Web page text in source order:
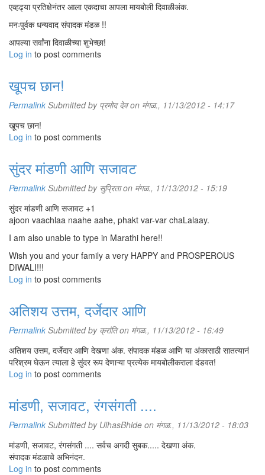
एव्हढ्या प्रतिक्षेनंतर आला एकदाचा आपला मायबोली दिवाळीअंक.
मनःपुर्वक धन्यवाद संपादक मंडळ !!
आपल्या सर्वांना दिवाळीच्या शुभेच्छा!
Log in to post comments
खूपच छान!
Permalink Submitted by प्रमोद देवon मंगळ., 11/13/2012 - 14:17
खूपच छान!
Log in to post comments
सुंदर मांडणी आणि सजावट
Permalink Submitted by सुप्रिताon मंगळ., 11/13/2012 - 15:19
सुंदर मांडणी आणि सजावट +1
ajoon vaachlaa naahe aahe, phakt var-var chaLalaay.
I am also unable to type in Marathi here!!
Wish you and your family a very HAPPY and PROSPEROUS
DIWALI!!!
Log in to post comments
अतिशय उत्तम, दर्जेदार आणि
Permalink Submitted by क्रांतिon मंगळ., 11/13/2012 - 16:49
अतिशय उत्तम, दर्जेदार आणि देखणा अंक. संपादक मंडळ आणि या अंकासाठी सातत्यानं
परिश्रम घेऊन त्याला हे सुंदर रूप देणाऱ्या प्रत्येक मायबोलीकराला दंडवत!
Log in to post comments
मांडणी, सजावट, रंगसंगती ....
Permalink Submitted by UlhasBhide on मंगळ., 11/13/2012 - 18:03
मांडणी, सजावट, रंगसंगती .... सर्वच अगदी सुबक..... देखणा अंक.
संपादक मंडळाचे अभिनंदन.
Log in to post comments